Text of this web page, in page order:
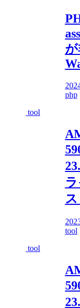
php
tool
tool
tool